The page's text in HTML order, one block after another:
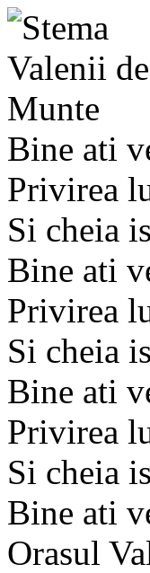
Bine ati
Privirea
Si cheia
Bine ati
Privirea
Si cheia
Bine ati
Privirea
Si cheia
Bine ati
Orasul